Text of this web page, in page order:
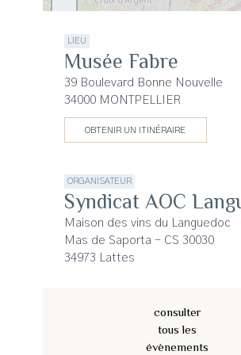
− LIEU
Musée Fabre
39 Boulevard Bonne Nouvelle
34000 MONTPELLIER
OBTENIR UN ITINÉRAIRE
ORGANISATEUR
Syndicat AOC
Maison des vins du Languedoc
Mas de Saporta - CS 30030
34973 Lattes
consulter
tous les
évènements